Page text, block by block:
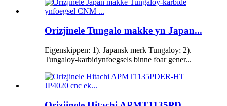
Orizjinele Tungalo makke yn Japan...
Eigenskippen: 1). Japansk merk Tungaloy; 2).
Tungaloy-karbidynfoegsels binne foar gener...